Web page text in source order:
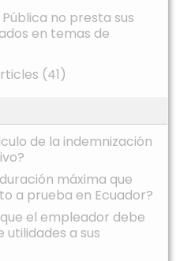
no presta sus
en temas de
(41)
de la indemnización
máxima que
a prueba en Ecuador?
el empleador debe
a sus